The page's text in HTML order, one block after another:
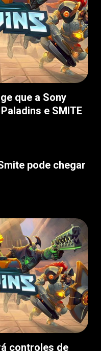
que a Sony
e SMITE
pode chegar
controles de